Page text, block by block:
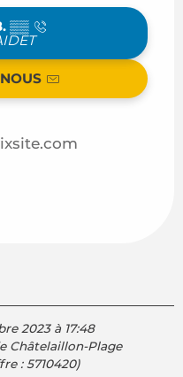
▒▒
2023 à 17:48
Châtelaillon-Plage
:5710420)